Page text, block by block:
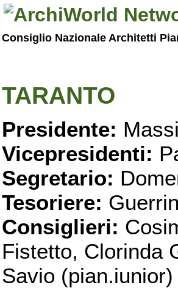
Consiglio Nazionale Architetti
TARANTO
Presidente:
Vicepresidenti:
Segretario:
Tesoriere:
Consiglieri:
Fistetto, Clorinda
Savio (pian.iunior)